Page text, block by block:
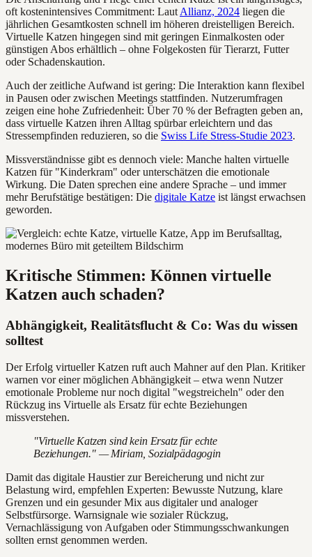
oft kostenintensives Commitment: Laut Allianz, 2024 liegen die
jährlichen Gesamtkosten schnell im höheren dreistelligen Bereich.
Virtuelle Katzen hingegen sind mit geringen Einmalkosten oder
günstigen Abos erhältlich – ohne Folgekosten für Tierarzt, Futter
oder Schadenskaution.
Auch der zeitliche Aufwand ist gering: Die Interaktion kann flexibel
in Pausen oder zwischen Meetings stattfinden. Nutzerumfragen
zeigen eine hohe Zufriedenheit: Über 70 % der Befragten geben an,
dass virtuelle Katzen ihren Alltag spürbar erleichtern und das
Stressempfinden reduzieren, so die Swiss Life Stress-Studie 2023.
Missverständnisse gibt es dennoch viele: Manche halten virtuelle
Katzen für "Kinderkram" oder unterschätzen die emotionale
Wirkung. Die Daten sprechen eine andere Sprache – und immer
mehr Berufstätige bestätigen: Die digitale Katze ist längst erwachsen
geworden.
Kritische Stimmen: Können virtuelle
Katzen auch schaden?
Abhängigkeit, Realitätsflucht & Co: Was du wissen
solltest
Der Erfolg virtueller Katzen ruft auch Mahner auf den Plan. Kritiker
warnen vor einer möglichen Abhängigkeit – etwa wenn Nutzer
emotionale Probleme nur noch digital "wegstreicheln" oder den
Rückzug ins Virtuelle als Ersatz für echte Beziehungen
missverstehen.
"Virtuelle Katzen sind kein Ersatz für echte
Beziehungen." — Miriam, Sozialpädagogin
Damit das digitale Haustier zur Bereicherung und nicht zur
Belastung wird, empfehlen Experten: Bewusste Nutzung, klare
Grenzen und ein gesunder Mix aus digitaler und analoger
Selbstfürsorge. Warnsignale wie sozialer Rückzug,
Vernachlässigung von Aufgaben oder Stimmungsschwankungen
sollten ernst genommen werden.